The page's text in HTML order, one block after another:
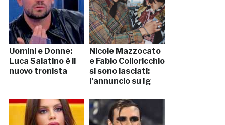
Uomini e Donne:
Luca Salatino è il
nuovo tronista
Nicole Mazzocato
e Fabio Colloricchio
si sono lasciati:
l’annuncio su Ig